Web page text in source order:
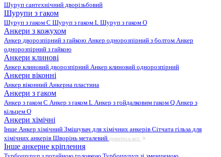
Шуруп сантехнічний дворізьбовий
Шурупи з гаком
Шуруп з гаком C Шуруп з гаком L Шуруп з гаком O
Анкери з кожухом
Анкер дворозпірний з гайкою Анкер однорозпірний з болтом Анкер
однорозпірний з гайкою
Анкери клинові
Анкер клиновий дворозпірний Анкер клиновий однорозпірний
Анкери віконні
Анкер віконний Анкерна пластина
Анкери з гаком
Анкер з гаком C Анкер з гаком L Анкер з гойдалковим гаком Q Анкер з
кільцем O
Анкери хімічні
Інше Анкер хімічний Змішувач для хімічних анкерів Сітчата гільза для
хімічних анкерів Шворінь металевий дивитись все
Інше анкерне кріплення